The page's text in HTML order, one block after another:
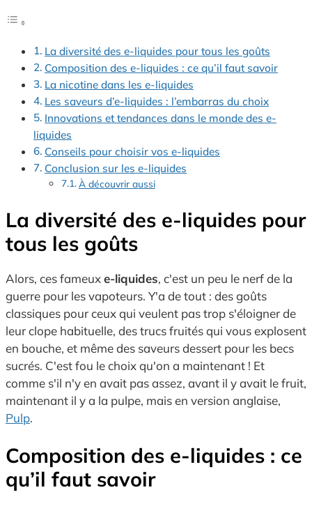
La diversité des e-liquides pour tous les goûts
Composition des e-liquides : ce qu’il faut savoir
La nicotine dans les e-liquides
Les saveurs d’e-liquides : l’embarras du choix
Innovations et tendances dans le monde des e-
liquides
Conseils pour choisir vos e-liquides
Conclusion sur les e-liquides
À découvrir aussi
La diversité des e-liquides pour
tous les goûts
Alors, ces fameuxe-liquides, c'est un peu le nerf de la
guerre pour les vapoteurs. Y'a de tout : des goûts
classiques pour ceux qui veulent pas trop s'éloigner de
leur clope habituelle, des trucs fruités qui vous explosent
en bouche, et même des saveurs dessert pour les becs
sucrés. C'est fou le choix qu'on a maintenant ! Et
comme s'il n'y en avait pas assez, avant il y avait le fruit,
maintenant il y a la pulpe, mais en version anglaise,
Pulp.
Composition des e-liquides : ce
qu’il faut savoir